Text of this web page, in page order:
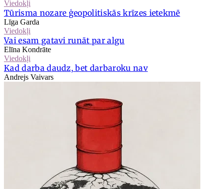
Viedokļi
Tūrisma nozare ģeopolitiskās krīzes ietekmē
Līga Garda
Viedokļi
Vai esam gatavi runāt par algu
Elīna Kondrāte
Viedokļi
Kad darba daudz, bet darbaroku nav
Andrejs Vaivars